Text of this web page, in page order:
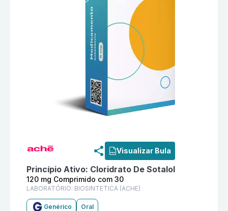
Visualizar Bula
Princípio Ativo: Cloridrato De Sotalol
120 mg Comprimido com 30
LABORATÓRIO: BIOSINTETICA (ACHE)
Genérico Oral